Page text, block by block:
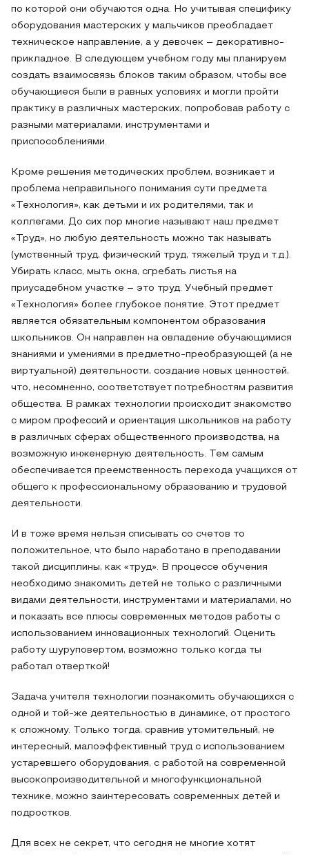
по которой они обучаются одна. Но учитывая специфику
оборудования мастерских у мальчиков преобладает
техническое направление, а у девочек – декоративно-
прикладное. В следующем учебном году мы планируем
создать взаимосвязь блоков таким образом, чтобы все
обучающиеся были в равных условиях и могли пройти
практику в различных мастерских, попробовав работу с
разными материалами, инструментами и
приспособлениями.
Кроме решения методических проблем, возникает и
проблема неправильного понимания сути предмета
«Технология», как детьми и их родителями, так и
коллегами. До сих пор многие называют наш предмет
«Труд», но любую деятельность можно так называть
(умственный труд, физический труд, тяжелый труд и т.д.).
Убирать класс, мыть окна, сгребать листья на
приусадебном участке – это труд. Учебный предмет
«Технология» более глубокое понятие. Этот предмет
является обязательным компонентом образования
школьников. Он направлен на овладение обучающимися
знаниями и умениями в предметно-преобразующей (а не
виртуальной) деятельности, создание новых ценностей,
что, несомненно, соответствует потребностям развития
общества. В рамках технологии происходит знакомство
с миром профессий и ориентация школьников на работу
в различных сферах общественного производства, на
возможную инженерную деятельность. Тем самым
обеспечивается преемственность перехода учащихся от
общего к профессиональному образованию и трудовой
деятельности.
И в тоже время нельзя списывать со счетов то
положительное, что было наработано в преподавании
такой дисциплины, как «труд». В процессе обучения
необходимо знакомить детей не только с различными
видами деятельности, инструментами и материалами, но
и показать все плюсы современных методов работы с
использованием инновационных технологий. Оценить
работу шуруповертом, возможно только когда ты
работал отверткой!
Задача учителя технологии познакомить обучающихся с
одной и той-же деятельностью в динамике, от простого
к сложному. Только тогда, сравнив утомительный, не
интересный, малоэффективный труд с использованием
устаревшего оборудования, с работой на современной
высокопроизводительной и многофункциональной
технике, можно заинтересовать современных детей и
подростков.
Для всех не секрет, что сегодня не многие хотят